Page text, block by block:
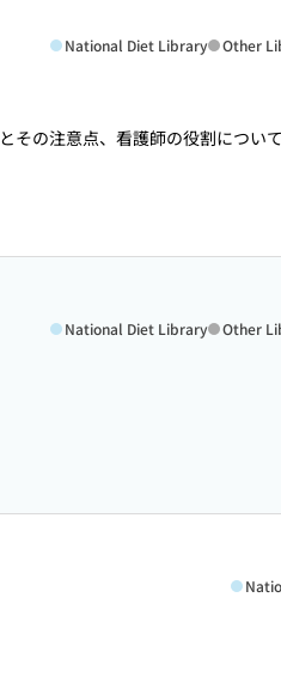
National Diet Library Other
とその注意点、看護師の役割につい
National Diet Library Other